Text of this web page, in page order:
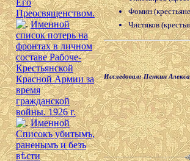
Его
Преосвященством.
Именной
список потерь на
фронтах в личном
составе Рабоче-
Крестьянской
Красной Армии за
время
гражданской
войны. 1926 г.
Именной
Списокъ убитымъ,
раненымъ и безъ
вѣсти
Фомин
Чистяков
Исследовал: Пенкин